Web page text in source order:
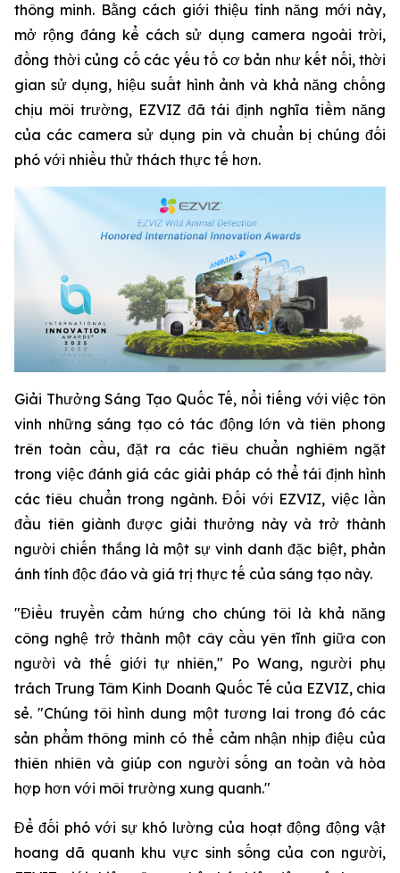
thông minh. Bằng cách giới thiệu tính năng mới này,
mở rộng đáng kể cách sử dụng camera ngoài trời,
đồng thời củng cố các yếu tố cơ bản như kết nối, thời
gian sử dụng, hiệu suất hình ảnh và khả năng chống
chịu môi trường, EZVIZ đã tái định nghĩa tiềm năng
của các camera sử dụng pin và chuẩn bị chúng đối
phó với nhiều thử thách thực tế hơn.
Giải Thưởng Sáng Tạo Quốc Tế, nổi tiếng với việc tôn
vinh những sáng tạo có tác động lớn và tiên phong
trên toàn cầu, đặt ra các tiêu chuẩn nghiêm ngặt
trong việc đánh giá các giải pháp có thể tái định hình
các tiêu chuẩn trong ngành. Đối với EZVIZ, việc lần
đầu tiên giành được giải thưởng này và trở thành
người chiến thắng là một sự vinh danh đặc biệt, phản
ánh tính độc đáo và giá trị thực tế của sáng tạo này.
"Điều truyền cảm hứng cho chúng tôi là khả năng
công nghệ trở thành một cây cầu yên tĩnh giữa con
người và thế giới tự nhiên," Po Wang, người phụ
trách Trung Tâm Kinh Doanh Quốc Tế của EZVIZ, chia
sẻ. "Chúng tôi hình dung một tương lai trong đó các
sản phẩm thông minh có thể cảm nhận nhịp điệu của
thiên nhiên và giúp con người sống an toàn và hòa
hợp hơn với môi trường xung quanh."
Để đối phó với sự khó lường của hoạt động động vật
hoang dã quanh khu vực sinh sống của con người,